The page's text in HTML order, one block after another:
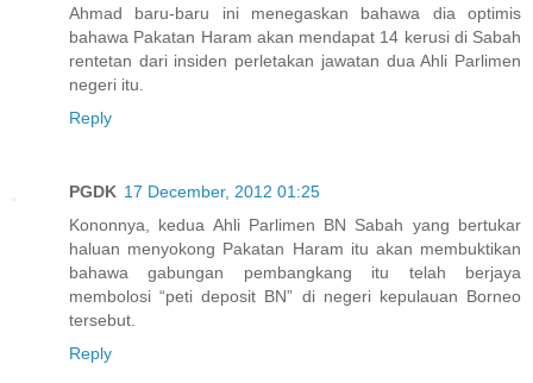
Ahmad baru-baru ini menegaskan bahawa dia optimis
bahawa Pakatan Haram akan mendapat 14 kerusi di Sabah
rentetan dari insiden perletakan jawatan dua Ahli Parlimen
negeri itu.
Reply
PGDK 17 December, 2012 01:25
Kononnya, kedua Ahli Parlimen BN Sabah yang bertukar
haluan menyokong Pakatan Haram itu akan membuktikan
bahawa gabungan pembangkang itu telah berjaya
membolosi “peti deposit BN” di negeri kepulauan Borneo
tersebut.
Reply